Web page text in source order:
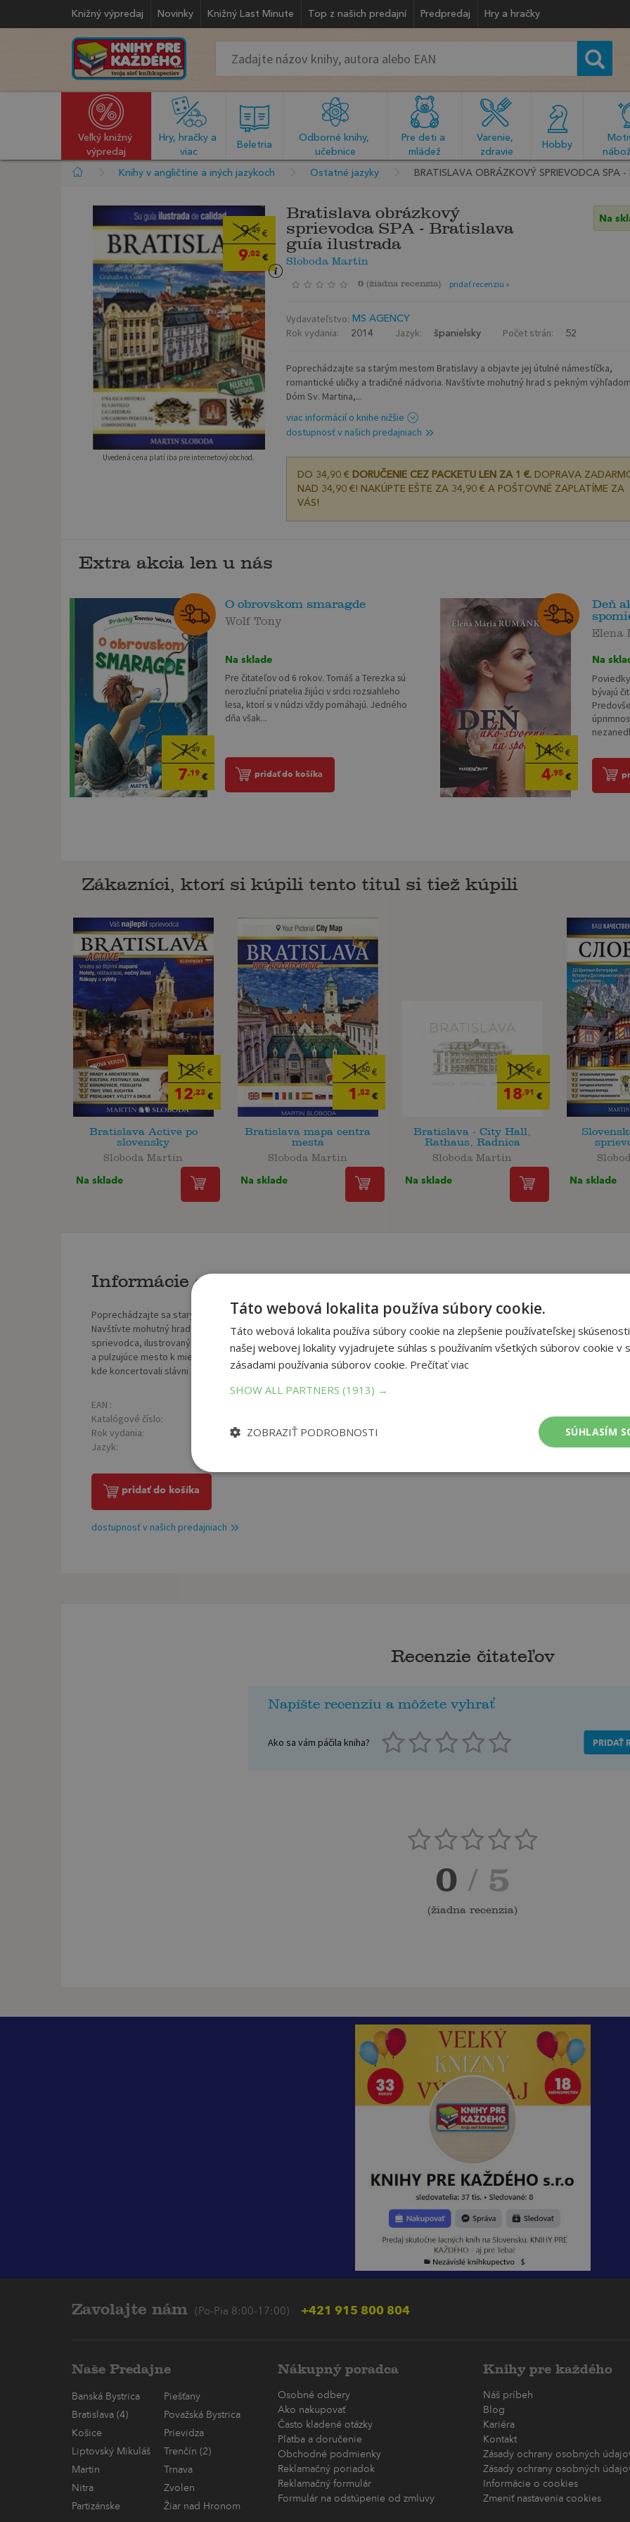
Knižný výpredaj Novinky Knižný Last Minute Top z našich predajní Predpredaj Hry a hračky
Veľký knižný
výpredaj
Hry, hračky a
viac
Beletria
Odborné knihy,
učebnice
Pre deti a
mládež
Varenie,
zdravie
Hobby
Knihy v angličtine a iných jazykoch Ostatné jazyky BRATISLAVA OBRÁZKOVÝ SPRIEVODCA SPA
9,49 €
9,02 €
Uvedená cena platí iba pre internetový obchod.
Bratislava obrázkový
sprievodca SPA - Bratislava
guía ilustrada
Sloboda Martin
Na
0 (žiadna recenzia) pridať recenziu »
Vydavateľstvo: MS AGENCY
Rok vydania: 2014 Jazyk: španielsky Počet strán: 52
Poprechádzajte sa starým mestom Bratislavy a objavte jej útulné námestíčka,
romantické uličky a tradičné nádvoria. Navštívte mohutný hrad s pekným
Dóm Sv. Martina,...
viac informácií o knihe nižšie
dostupnosť v našich predajniach
DO 34,90 € DORUČENIE CEZ PACKETU LEN ZA 1 €.DOPRAVA
NAD 34,90 €! NAKÚPTE EŠTE ZA 34,90 € A POŠTOVNÉ ZAPLATÍME ZA
VÁS!
Extra akcia len u nás
7,49 €
7,19€
O obrovskom smaragde
Wolf Tony
Na sklade
Pre čitateľov od 6 rokov. Tomáš a Terezka sú
nerozluční priatelia žijúci v srdci rozsiahleho
lesa, ktorí si v núdzi vždy pomáhajú. Jedného
dňa však...
pridať do košíka
14,90€
4,95€
Deň
Elena
Na
bývajú
Zákazníci, ktorí si kúpili tento titul si tiež kúpili
12,87 €
12,23 €
Bratislava Active po
slovensky
Sloboda Martin
Na sklade
1,60 €
1 ,52 €
Bratislava mapa centra
mesta
Sloboda Martin
Na sklade
19,90 €
18,91 €
Bratislava - City Hall,
Rathaus, Radnica
Sloboda Martin
Na sklade Na sklade
Informácie o knihe
Poprechádzajte sa starým mestom Bratislavy a objavte jej útulné námestíčka, romantické uličky a tradičné nádvoria.
Navštívte mohutný hrad s pekným výhľadom a Dóm Sv. Martina, v ktorej boli korunovaní uhorskí králi. Obrazový
sprievodca, ilustrovaný mnohými fotografiami a rytinami, Vás prevedie cez toto historické a pritom dynamické
a pulzujúce mesto k miestam, ktoré sú významné z historického hľadiska, miestam, kde boli korunovaní králi, alebo
kde koncertovali slávni skladatelia. Knižka je vynikajúcim sprievodcom pri Vašej prehliadke a taktiež milým darčekom.
EAN :
Katalógové číslo:
Rok vydania:
Jazyk:
Rozmer:
pridať do košíka
dostupnosť v našich predajniach
Recenzie čitateľov
Napíšte recenziu a môžete vyhrať
Ako sa vám páčila kniha? PRIDAŤ
0 / 5
(žiadna recenzia)
Zavolajte nám (Po-Pia 8:00-17:00) +421 915 800 804
Naše Predajne
Banská Bystrica
Piešťany
Bratislava (4)
Považská Bystrica
Košice
Prievidza
Liptovský Mikuláš
Trenčín (2)
Martin
Trnava
Nitra
Zvolen
Partizánske
Žiar nad Hronom
Nákupný poradca
Osobné odbery
Ako nakupovať
Často kladené otázky
Platba a doručenie
Obchodné podmienky
Reklamačný poriadok
Reklamačný formulár
Formulár na odstúpenie od zmluvy
Knihy pre každého
Náš príbeh
Blog
Kariéra
Kontakt
Zásady ochrany osobných
Zásady ochrany osobných
Informácie o cookies
Zmeniť nastavenia cookies
Táto webová lokalita používa súbory cookie.
Táto webová lokalita používa súbory cookie na zlepšenie používateľskej
našej webovej lokality vyjadrujete súhlas s používaním všetkých súborov cookie v
zásadami používania súborov cookie. Prečítať viac
SHOW ALL PARTNERS (1913) →
SÚHLASÍM
ZOBRAZIŤ PODROBNOSTI